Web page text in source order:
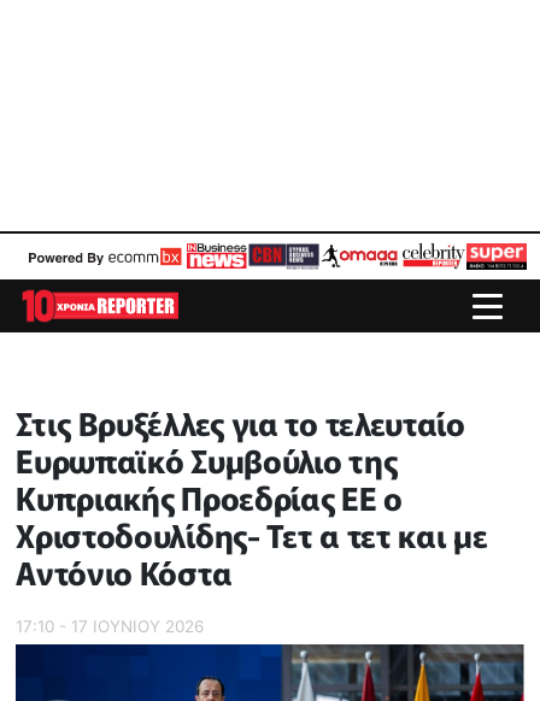
Στις Βρυξέλλες για το τελευταίο
Ευρωπαϊκό Συμβούλιο της
Κυπριακής Προεδρίας ΕΕ ο
Χριστοδουλίδης- Τετ α τετ και με
Αντόνιο Κόστα
17:10 - 17 ΙΟΥΝΙΟΥ 2026